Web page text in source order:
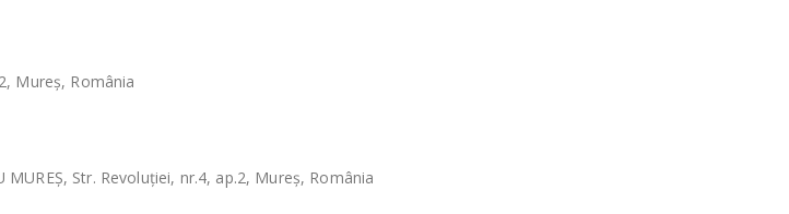
Mureș, România
Str. Revoluției, nr.4, ap.2, Mureș, România